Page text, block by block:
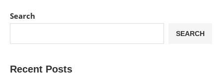
Search
SEARCH
Recent Posts